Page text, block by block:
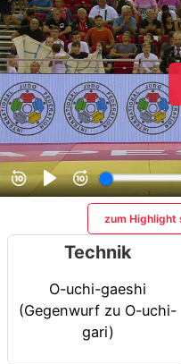
zum Highlight
Technik
O-uchi-gaeshi
(Gegenwurf zu O-uchi-
gari)